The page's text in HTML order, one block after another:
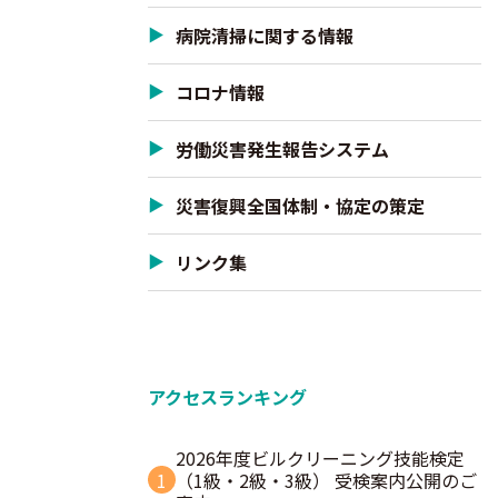
病院清掃に関する情報
コロナ情報
労働災害発生報告システム
災害復興全国体制・協定の策定
リンク集
アクセスランキング
1
2026年度ビルクリーニング技能検定
（1級・2級・3級） 受検案内公開のご